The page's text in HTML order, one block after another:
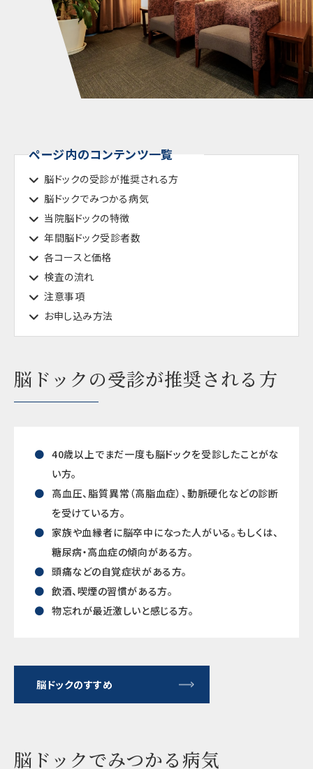
ページ内のコンテンツ一覧
脳ドックの受診が推奨される方
脳ドックでみつかる病気
当院脳ドックの特徴
年間脳ドック受診者数
各コースと価格
検査の流れ
注意事項
お申し込み方法
脳ドックの受診が推奨される方
40歳以上でまだ一度も脳ドックを受診したことがな
い方。
高血圧、脂質異常（高脂血症）、動脈硬化などの診断
を受けている方。
家族や血縁者に脳卒中になった人がいる。もしくは、
糖尿病・高血症の傾向がある方。
頭痛などの自覚症状がある方。
飲酒、喫煙の習慣がある方。
物忘れが最近激しいと感じる方。
脳ドックのすすめ
脳ドックでみつかる病気